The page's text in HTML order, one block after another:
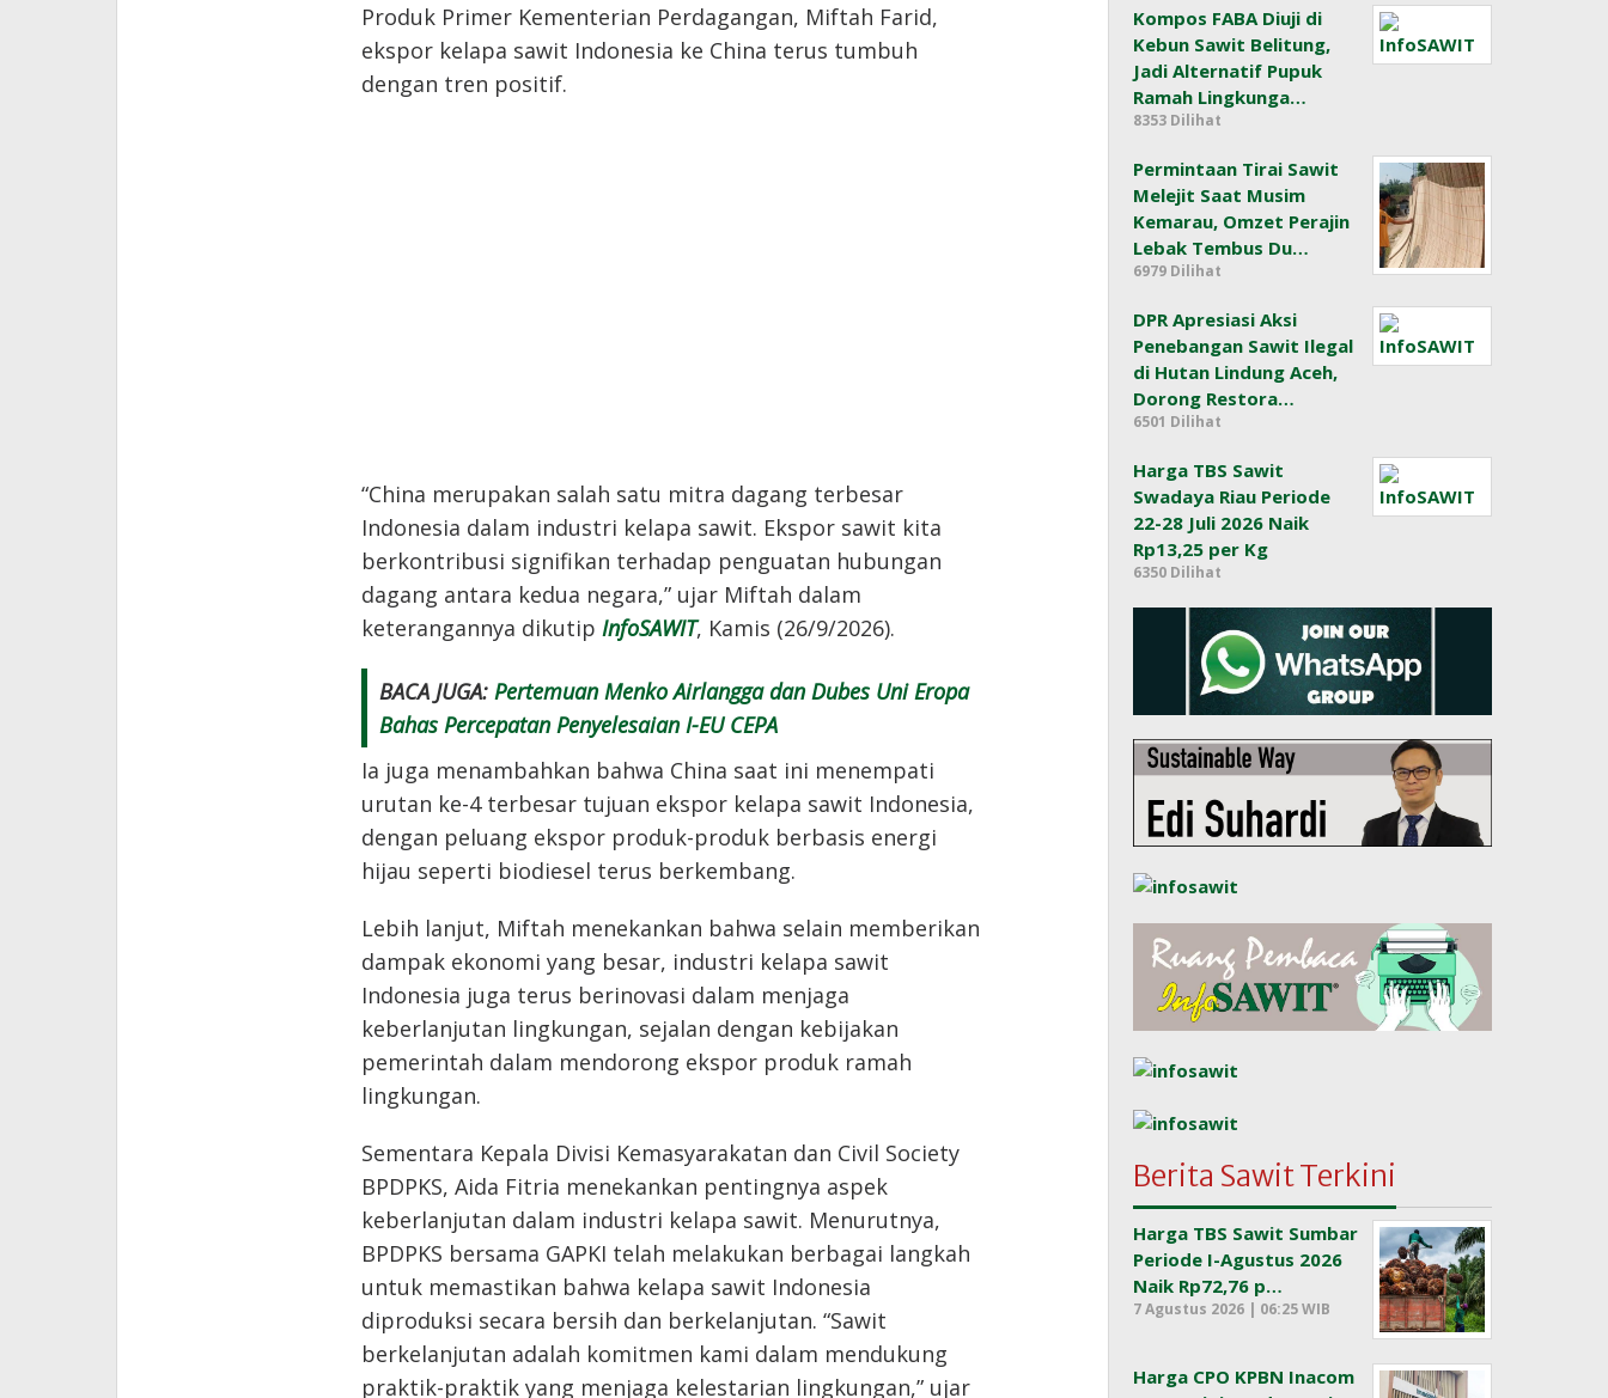
Produk Primer Kementerian Perdagangan, Miftah Farid,
ekspor kelapa sawit Indonesia ke China terus tumbuh
dengan tren positif.
“China merupakan salah satu mitra dagang terbesar
Indonesia dalam industri kelapa sawit. Ekspor sawit kita
berkontribusi signifikan terhadap penguatan hubungan
dagang antara kedua negara,” ujar Miftah dalam
keterangannya dikutip InfoSAWIT, Kamis (26/9/2026).
BACA JUGA: Pertemuan Menko Airlangga dan Dubes Uni Eropa
Bahas Percepatan Penyelesaian I-EU CEPA
Ia juga menambahkan bahwa China saat ini menempati
urutan ke-4 terbesar tujuan ekspor kelapa sawit Indonesia,
dengan peluang ekspor produk-produk berbasis energi
hijau seperti biodiesel terus berkembang.
Lebih lanjut, Miftah menekankan bahwa selain memberikan
dampak ekonomi yang besar, industri kelapa sawit
Indonesia juga terus berinovasi dalam menjaga
keberlanjutan lingkungan, sejalan dengan kebijakan
pemerintah dalam mendorong ekspor produk ramah
lingkungan.
Sementara Kepala Divisi Kemasyarakatan dan Civil Society
BPDPKS, Aida Fitria menekankan pentingnya aspek
keberlanjutan dalam industri kelapa sawit. Menurutnya,
BPDPKS bersama GAPKI telah melakukan berbagai langkah
untuk memastikan bahwa kelapa sawit Indonesia
diproduksi secara bersih dan berkelanjutan. “Sawit
berkelanjutan adalah komitmen kami dalam mendukung
praktik-praktik yang menjaga kelestarian lingkungan,” ujar
Kompos FABA Diuji di
Kebun Sawit Belitung,
Jadi Alternatif Pupuk
Ramah Lingkunga…
8353 Dilihat
Permintaan Tirai Sawit
Melejit Saat Musim
Kemarau, Omzet Perajin
Lebak Tembus Du…
6979 Dilihat
DPR Apresiasi Aksi
Penebangan Sawit Ilegal
di Hutan Lindung Aceh,
Dorong Restora…
6501 Dilihat
Harga TBS Sawit
Swadaya Riau Periode
22-28 Juli 2026 Naik
Rp13,25 per Kg
6350 Dilihat
Berita Sawit Terkini
Harga TBS Sawit Sumbar
Periode I-Agustus 2026
Naik Rp72,76 p…
7 Agustus 2026 | 06:25 WIB
Harga CPO KPBN Inacom